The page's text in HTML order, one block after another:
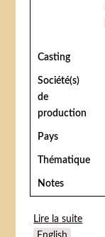
Casting
Société(s)
de
production
Pays
Thématique
Notes
Lire la suite